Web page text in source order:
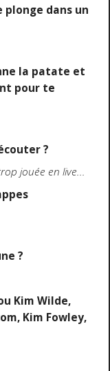
dans un
la patate et
pour te
?
jouée en live...
?
Kim Wilde,
Kim Fowley,